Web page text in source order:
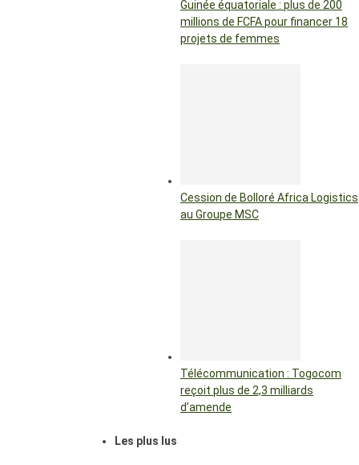
Guinée équatoriale : plus de 200
millions de FCFA pour financer 18
projets de femmes
Cession de Bolloré Africa Logistics
au Groupe MSC
Télécommunication : Togocom
reçoit plus de 2,3 milliards
d’amende
Les plus lus